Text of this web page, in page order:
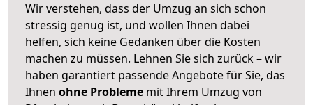
Wir verstehen, dass der Umzug an sich schon
stressig genug ist, und wollen Ihnen dabei
helfen, sich keine Gedanken über die Kosten
machen zu müssen. Lehnen Sie sich zurück – wir
haben garantiert passende Angebote für Sie, das
Ihnen ohne Probleme mit Ihrem Umzug von